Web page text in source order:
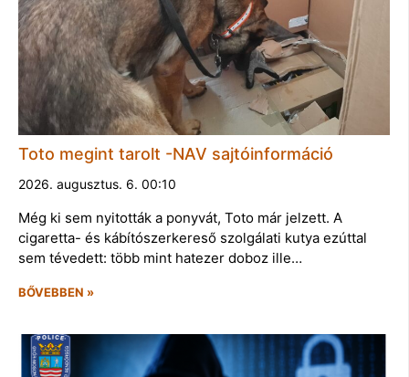
Toto megint tarolt -NAV sajtóinformáció
2026. augusztus. 6. 00:10
Még ki sem nyitották a ponyvát, Toto már jelzett. A
cigaretta- és kábítószerkereső szolgálati kutya ezúttal
sem tévedett: több mint hatezer doboz ille…
BŐVEBBEN »